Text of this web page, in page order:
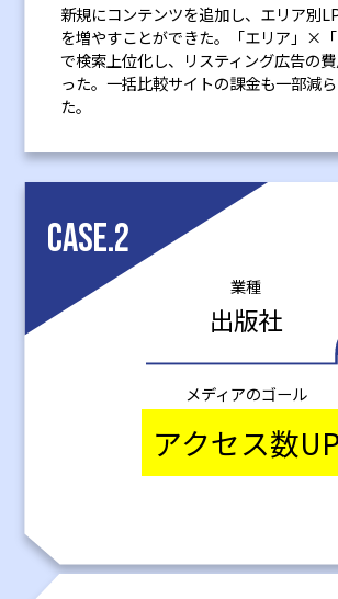
新規にコンテンツを追加し、エリア別
を増やすことができた。「エリア」×「
で検索上位化し、リスティング広告の
った。一括比較サイトの課金も一部減
た。
CASE.2
業種
出版社
メディアのゴール
アクセス数UP